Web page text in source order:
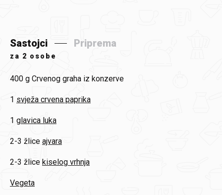
Sastojci Priprema
za 2 osobe
400 g Crvenog graha iz konzerve
1 svježa crvena paprika
1 glavica luka
2-3 žlice ajvara
2-3 žlice kiselog vrhnja
Vegeta